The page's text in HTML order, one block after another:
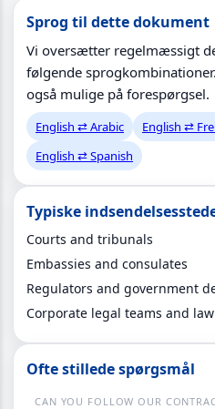
Sprog til dette dokument
Vi oversætter regelmæssigt
følgende
også mulige på forespørgsel.
English ⇄ Arabic English ⇄
English ⇄ Spanish
Typiske
Courts and tribunals
Embassies and consulates
Regulators and government
Corporate legal teams and
Ofte stillede spørgsmål
CAN YOU FOLLOW OUR